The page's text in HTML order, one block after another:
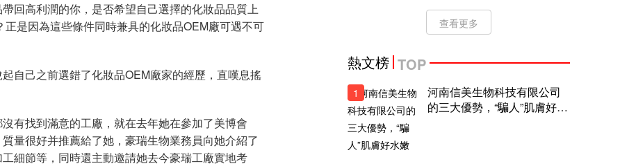
回高利潤的你，是否希望自己選擇的化妝品品質上
是因為這些條件同時兼具的化妝品OEM廠可遇不可
己之前選錯了化妝品OEM廠家的經歷，直嘆息搖
找到滿意的工廠，就在去年她在參加了美博會
量很好并推薦給了她，豪瑞生物業務員向她介紹了
細節等，同時還主動邀請她去今豪瑞工廠實地考
民品牌CHARLES KEITH。這品牌一直
深受女生喜歡，它多變時尚的設計，無
論是干練的上班造型或是慵懶率性的假
查看更多
熱文榜 TOP
河南信美生物科技有限公司
的三大優勢，“騙人”肌膚好水
1